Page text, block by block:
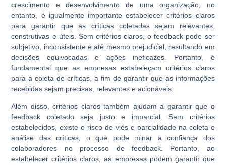
crescimento e desenvolvimento de uma organização, no
entanto, é igualmente importante estabelecer critérios claros
para garantir que as críticas coletadas sejam relevantes,
construtivas e úteis. Sem critérios claros, o feedback pode ser
subjetivo, inconsistente e até mesmo prejudicial, resultando em
decisões equivocadas e ações ineficazes. Portanto, é
fundamental que as empresas estabeleçam critérios claros
para a coleta de críticas, a fim de garantir que as informações
recebidas sejam precisas, relevantes e acionáveis.
Além disso, critérios claros também ajudam a garantir que o
feedback coletado seja justo e imparcial. Sem critérios
estabelecidos, existe o risco de viés e parcialidade na coleta e
análise das críticas, o que pode minar a confiança dos
colaboradores no processo de feedback. Portanto, ao
estabelecer critérios claros, as empresas podem garantir que